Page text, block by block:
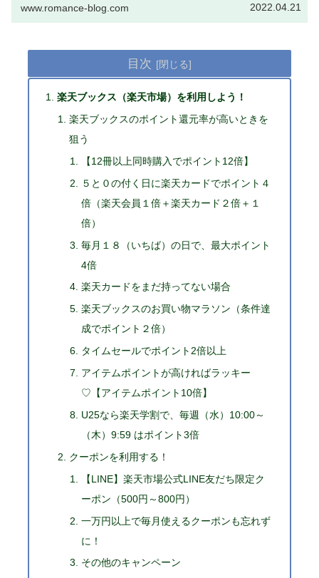
www.romance-blog.com 2022.04.21
目次
楽天ブックス（楽天市場）を利用しよう！
楽天ブックスのポイント還元率が高いときを
狙う
【12冊以上同時購入でポイント12倍】
５と０の付く日に楽天カードでポイント４
倍（楽天会員１倍＋楽天カード２倍＋１
倍）
毎月１８（いちば）の日で、最大ポイント
4倍
楽天カードをまだ持ってない場合
楽天ブックスのお買い物マラソン（条件達
成でポイント２倍）
タイムセールでポイント2倍以上
アイテムポイントが高ければラッキー
♡【アイテムポイント10倍】
U25なら楽天学割で、毎週（水）10:00～
（木）9:59 はポイント3倍
クーポンを利用する！
【LINE】楽天市場公式LINE友だち限定ク
ーポン（500円～800円）
一万円以上で毎月使えるクーポンも忘れず
に！
その他のキャンペーン